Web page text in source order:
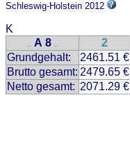
Schleswig-Holstein 2012
K
.. A 8 .. 2
Grundgehalt:
2461.51 €
Brutto gesamt: 2479.65 €
Netto gesamt: 2071.29 €